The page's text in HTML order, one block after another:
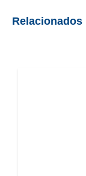
Relacionados